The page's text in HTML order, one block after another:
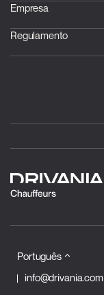
Empresa
Regulamento
Português
info@drivania.com